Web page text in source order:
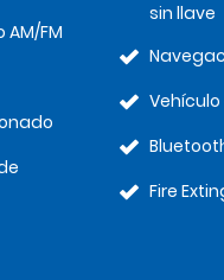
FM
sin llave
Fire